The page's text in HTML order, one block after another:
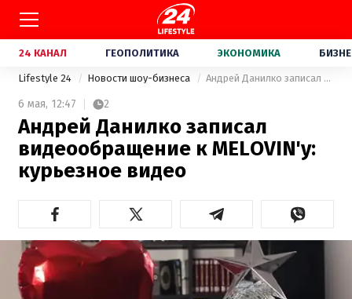
24 КАНАЛ ГЕОПОЛИТИКА ЭКОНОМИКА
Lifestyle 24 Новости шоу-бизнеса Андрей Данилко записал видеообращение к MELOVIN'у: курьезное видео
6 мая, 12:47 2
Андрей Данилко записал
видеообращение к MELOVIN'у:
курьезное видео